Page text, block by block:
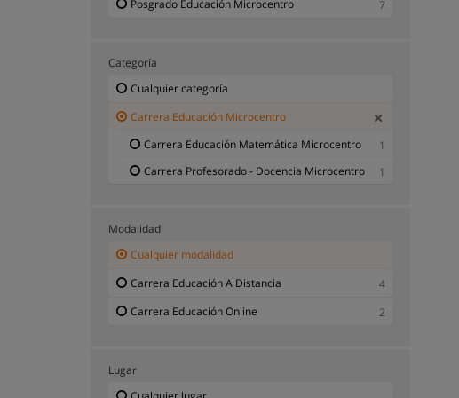
Posgrado Educación Microcentro
7
Categoría
Cualquier categoría
Carrera Educación Microcentro
Carrera Educación Matemática Microcentro
1
Carrera Profesorado - Docencia Microcentro
1
Modalidad
Cualquier modalidad
Carrera Educación A Distancia
4
Carrera Educación Online
2
Lugar